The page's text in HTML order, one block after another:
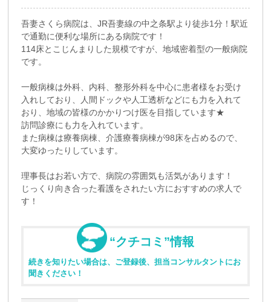
吾妻さくら病院は、JR吾妻線の中之条駅より徒歩1分！駅近
で通勤に便利な場所にある病院です！
114床とこじんまりした規模ですが、地域密着型の一般病院
です。
一般病棟は外科、内科、整形外科を中心に患者様をお受け
入れしており、人間ドックや人工透析などにも力を入れて
おり、地域の皆様のかかりつけ医を目指しています★
訪問診療にも力を入れています。
また病棟は療養病棟、介護療養病棟が98床を占めるので、
大変ゆったりしています。
理事長はお若い方で、病院の雰囲気も活気があります！
じっくり向き合った看護をされたい方におすすめの求人で
す！
“クチコミ”情報
続きを知りたい場合は、ご登録後、担当コンサルタントにお
聞きください！